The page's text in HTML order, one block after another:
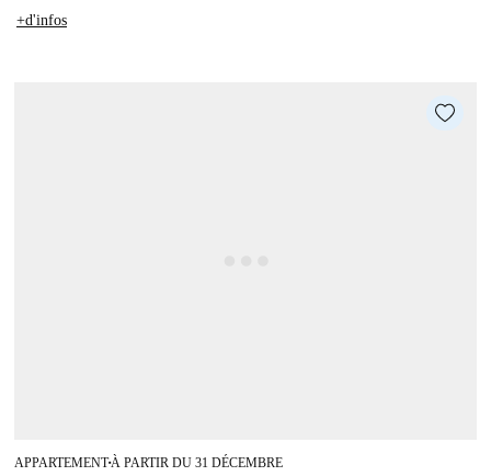
+d'infos
APPARTEMENT■À PARTIR DU 31 DÉCEMBRE